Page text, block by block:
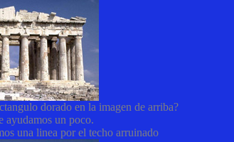
dorado en la imagen de arriba?
ayudamos un poco.
una linea por el techo arruinado